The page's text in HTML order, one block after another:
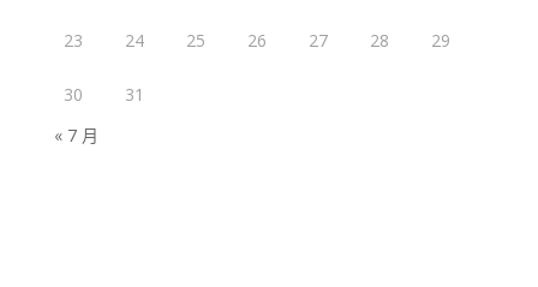
23 24 25 26 27 28 29
30
31
« 7 月